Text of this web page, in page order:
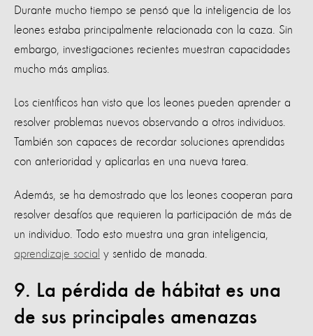
Durante mucho tiempo se pensó que la inteligencia de los
leones estaba principalmente relacionada con la caza. Sin
embargo, investigaciones recientes muestran capacidades
mucho más amplias.
Los científicos han visto que los leones pueden aprender a
resolver problemas nuevos observando a otros individuos.
También son capaces de recordar soluciones aprendidas
con anterioridad y aplicarlas en una nueva tarea.
Además, se ha demostrado que los leones cooperan para
resolver desafíos que requieren la participación de más de
un individuo. Todo esto muestra una gran inteligencia,
aprendizaje social y sentido de manada.
9. La pérdida de hábitat es una
de sus principales amenazas